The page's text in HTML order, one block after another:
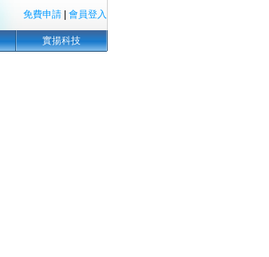
免費申請 會員登入
實揚科技